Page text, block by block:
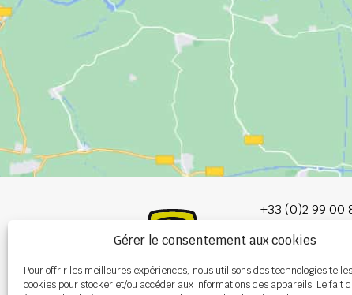
Gérer le consentement aux cookies
Pour offrir les meilleures expériences, nous utilisons des technologies
cookies pour stocker et/ou accéder aux informations des appareils. Le fait
+33 (0)2 99 00
info@burel-
Les Portes de